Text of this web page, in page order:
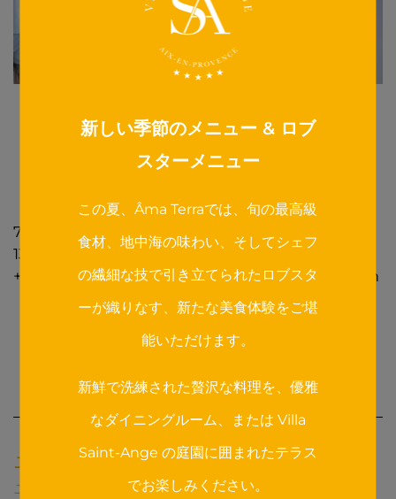
オファーの一覧に戻る
7, Traverse Saint-Pierre
13100
Aix-en-Provence
+33 4 42 95 10 10reservation@villasaintange.com
テーブルを予約する
スペシャルオファー
ギフトプラン
ニュースレター
ニュースレターを購読して、スペシャルオファー情報
新しい季節のメニュー & ロブ
スターメニュー
この夏、Âma Terraでは、旬の最高級
食材、地中海の味わい、そしてシェフ
の繊細な技で引き立てられたロブスタ
ーが織りなす、新たな美食体験をご堪
能いただけます。
新鮮で洗練された贅沢な料理を、優雅
なダイニングルーム、または Villa
Saint-Ange の庭園に囲まれたテラス
でお楽しみください。